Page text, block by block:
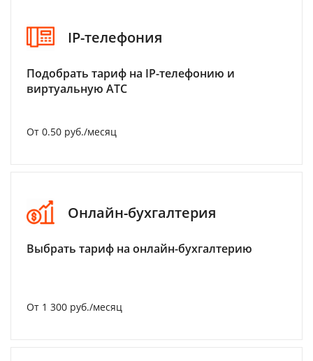
IP-телефония
Подобрать тариф на IP-телефонию и
виртуальную АТС
От 0.50 руб./месяц
Онлайн-бухгалтерия
Выбрать тариф на онлайн-бухгалтерию
От 1 300 руб./месяц